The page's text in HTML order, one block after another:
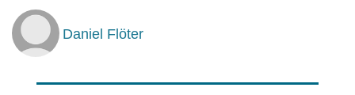
Daniel Flöter